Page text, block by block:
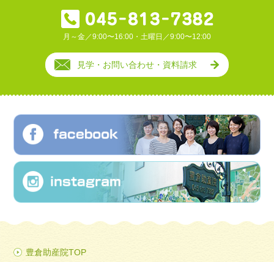
月～金／9:00〜16:00・土曜日／9:00〜12:00
見学・お問い合わせ・資料請求
豊倉助産院TOP